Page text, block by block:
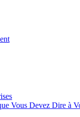
Vous Devez Dire à